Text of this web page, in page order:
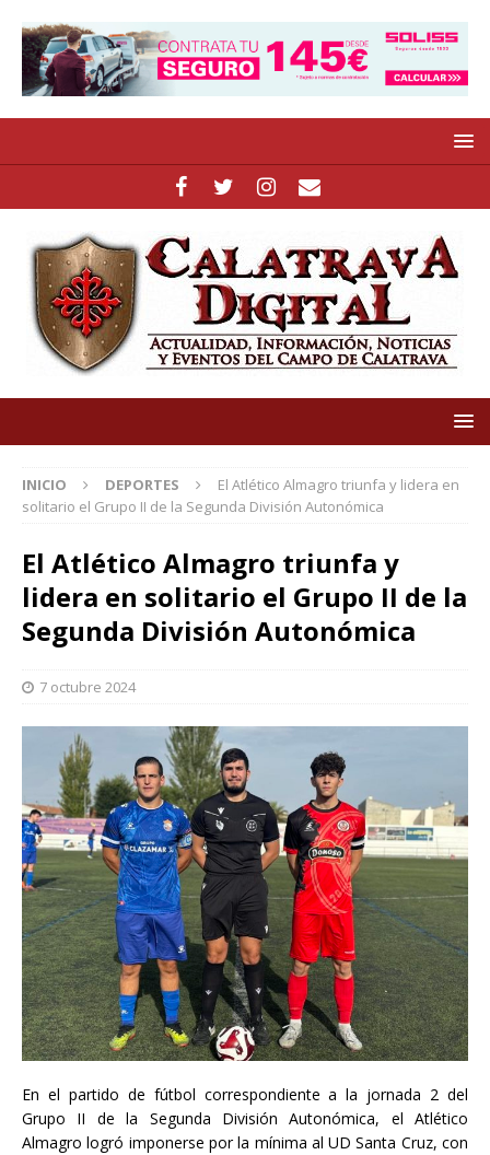
INICIO DEPORTES
El Atlético Almagro triunfa y lidera en
solitario el Grupo II de la Segunda División Autonómica
El Atlético Almagro triunfa y
lidera en solitario el Grupo II de la
Segunda División Autonómica
7 octubre 2024
En el partido de fútbol correspondiente a la jornada 2 del
Grupo II de la Segunda División Autonómica, el Atlético
Almagro logró imponerse por la mínima al UD Santa Cruz, con